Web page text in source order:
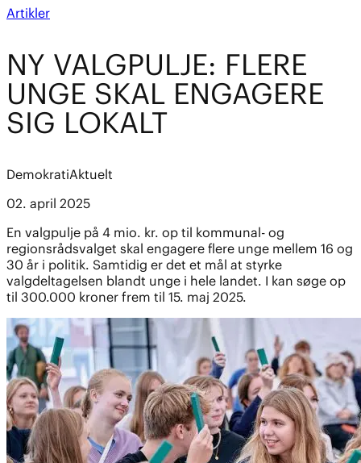
Artikler
NY VALGPULJE: FLERE
UNGE SKAL ENGAGERE
SIG LOKALT
DemokratiAktuelt
02. april 2025
En valgpulje på 4 mio. kr. op til kommunal- og
regionsrådsvalget skal engagere flere unge mellem 16 og
30 år i politik. Samtidig er det et mål at styrke
valgdeltagelsen blandt unge i hele landet. I kan søge op
til 300.000 kroner frem til 15. maj 2025.